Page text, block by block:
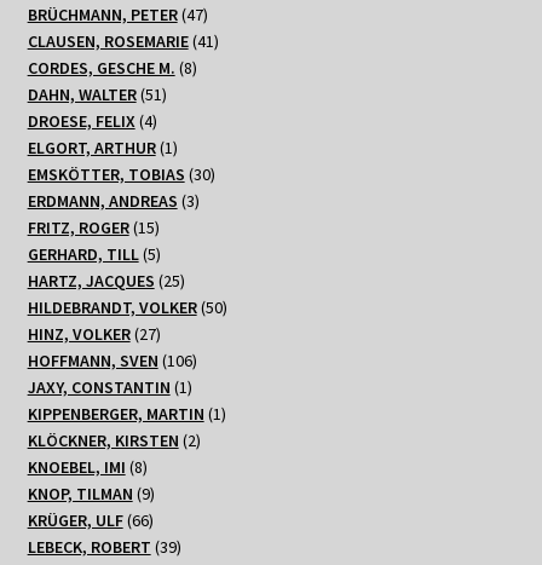
BRÜCHMANN, PETER 4747
Produkte
CLAUSEN, ROSEMARIE 4141
CORDES, GESCHE M. 88
DAHN, WALTER 5151
DROESE, FELIX 44
Produkte
ELGORT, ARTHUR 11
Produkt
EMSKÖTTER, TOBIAS 3030
ERDMANN, ANDREAS 33
FRITZ, ROGER 1515
Produkte
GERHARD, TILL 55
Produkte
HARTZ, JACQUES 2525
Produkte
HILDEBRANDT, VOLKER 5050
HINZ, VOLKER 2727
Produkte
HOFFMANN, SVEN 106106
Produkte
JAXY, CONSTANTIN 11
Produkt
KIPPENBERGER, MARTIN 11
KLÖCKNER, KIRSTEN 22
KNOEBEL, IMI 88
Produkte
KNOP, TILMAN 99
Produkte
KRÜGER, ULF 6666
Produkte
LEBECK, ROBERT 3939